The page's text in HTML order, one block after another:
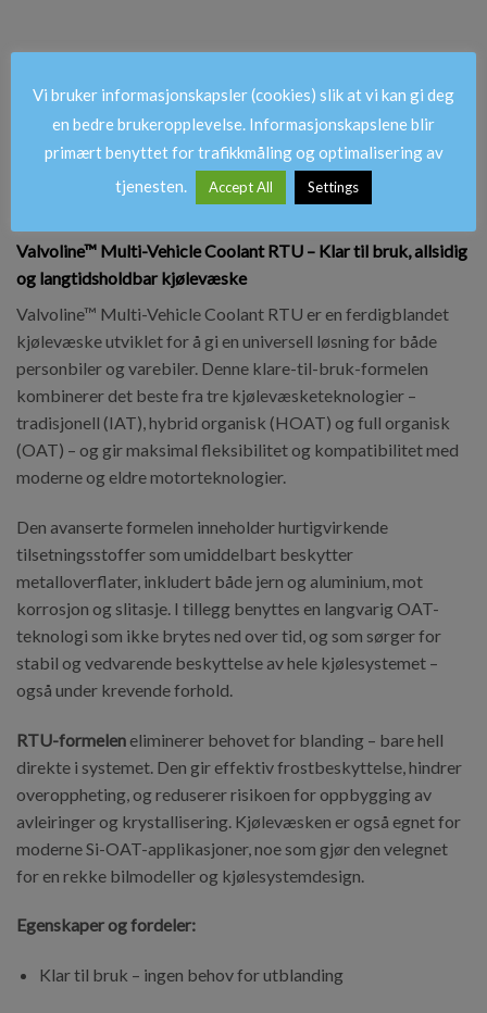
BRAND
Valvoline™ Multi-Vehicle Coolant RTU – Klar til bruk, allsidig
og langtidsholdbar kjølevæske
Valvoline™ Multi-Vehicle Coolant RTU er en ferdigblandet
kjølevæske utviklet for å gi en universell løsning for både
personbiler og varebiler. Denne klare-til-bruk-formelen
kombinerer det beste fra tre kjølevæsketeknologier –
tradisjonell (IAT), hybrid organisk (HOAT) og full organisk
(OAT) – og gir maksimal fleksibilitet og kompatibilitet med
moderne og eldre motorteknologier.
Den avanserte formelen inneholder hurtigvirkende
tilsetningsstoffer som umiddelbart beskytter
metalloverflater, inkludert både jern og aluminium, mot
korrosjon og slitasje. I tillegg benyttes en langvarig OAT-
teknologi som ikke brytes ned over tid, og som sørger for
stabil og vedvarende beskyttelse av hele kjølesystemet –
også under krevende forhold.
RTU-formeleneliminerer behovet for blanding – bare hell
direkte i systemet. Den gir effektiv frostbeskyttelse, hindrer
overoppheting, og reduserer risikoen for oppbygging av
avleiringer og krystallisering. Kjølevæsken er også egnet for
moderne Si-OAT-applikasjoner, noe som gjør den velegnet
for en rekke bilmodeller og kjølesystemdesign.
Egenskaper og fordeler:
Klar til bruk – ingen behov for utblanding
Vi bruker informasjonskapsler (cookies) slik at vi kan gi deg
en bedre brukeropplevelse. Informasjonskapslene blir
primært benyttet for trafikkmåling og optimalisering av
tjenesten.
Accept All Settings